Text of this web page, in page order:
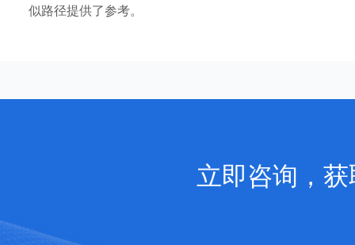
似路径提供了参考。
立即咨询，